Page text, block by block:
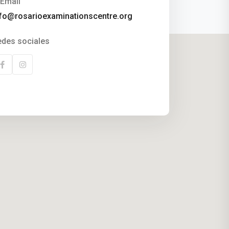
sociales